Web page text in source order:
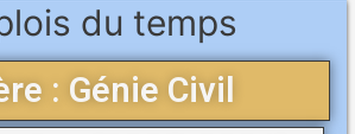
du temps
: Génie Civil